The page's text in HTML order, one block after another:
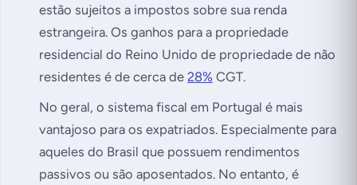
estão sujeitos a impostos sobre sua renda
estrangeira. Os ganhos para a propriedade
residencial do Reino Unido de propriedade de não
residentes é de cerca de 28% CGT.
No geral, o sistema fiscal em Portugal é mais
vantajoso para os expatriados. Especialmente para
aqueles do Brasil que possuem rendimentos
passivos ou são aposentados. No entanto, é